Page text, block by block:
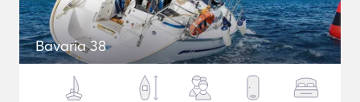
Bavaria 38